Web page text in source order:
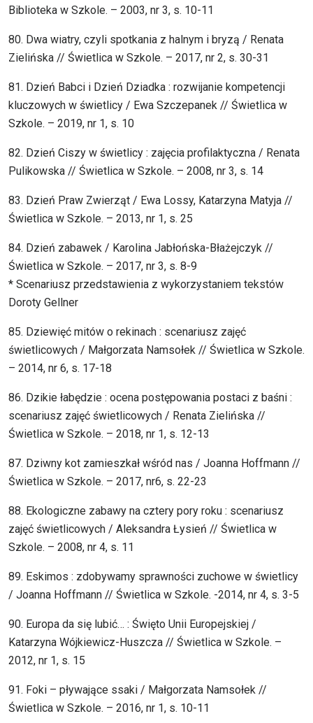
Biblioteka w Szkole. – 2003, nr 3, s. 10-11
80. Dwa wiatry, czyli spotkania z halnym i bryzą / Renata
Zielińska // Świetlica w Szkole. – 2017, nr 2, s. 30-31
81. Dzień Babci i Dzień Dziadka : rozwijanie kompetencji
kluczowych w świetlicy / Ewa Szczepanek // Świetlica w
Szkole. – 2019, nr 1, s. 10
82. Dzień Ciszy w świetlicy : zajęcia profilaktyczna / Renata
Pulikowska // Świetlica w Szkole. – 2008, nr 3, s. 14
83. Dzień Praw Zwierząt / Ewa Lossy, Katarzyna Matyja //
Świetlica w Szkole. – 2013, nr 1, s. 25
84. Dzień zabawek / Karolina Jabłońska-Błażejczyk //
Świetlica w Szkole. – 2017, nr 3, s. 8-9
* Scenariusz przedstawienia z wykorzystaniem tekstów
Doroty Gellner
85. Dziewięć mitów o rekinach : scenariusz zajęć
świetlicowych / Małgorzata Namsołek // Świetlica w Szkole.
– 2014, nr 6, s. 17-18
86. Dzikie łabędzie : ocena postępowania postaci z baśni :
scenariusz zajęć świetlicowych / Renata Zielińska //
Świetlica w Szkole. – 2018, nr 1, s. 12-13
87. Dziwny kot zamieszkał wśród nas / Joanna Hoffmann //
Świetlica w Szkole. – 2017, nr6, s. 22-23
88. Ekologiczne zabawy na cztery pory roku : scenariusz
zajęć świetlicowych / Aleksandra Łysień // Świetlica w
Szkole. – 2008, nr 4, s. 11
89. Eskimos : zdobywamy sprawności zuchowe w świetlicy
/ Joanna Hoffmann // Świetlica w Szkole. -2014, nr 4, s. 3-5
90. Europa da się lubić… : Święto Unii Europejskiej /
Katarzyna Wójkiewicz-Huszcza // Świetlica w Szkole. –
2012, nr 1, s. 15
91. Foki – pływające ssaki / Małgorzata Namsołek //
Świetlica w Szkole. – 2016, nr 1, s. 10-11